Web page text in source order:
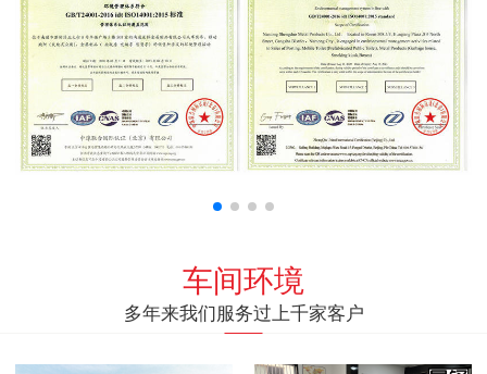
车间环境
多年来我们服务过上千家客户